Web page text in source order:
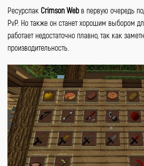
Ресурспак CrimsonWebв первую очередь
PvP. Но также он станет хорошим выбором
работает недостаточно плавно, так как
производительность.